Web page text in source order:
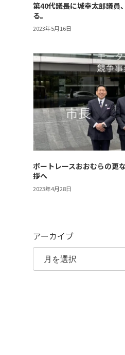
第40代議長に城幸太郎議員
る。
2023年5月16日
ボートレースおおむらの更
拶へ
2023年4月28日
アーカイブ